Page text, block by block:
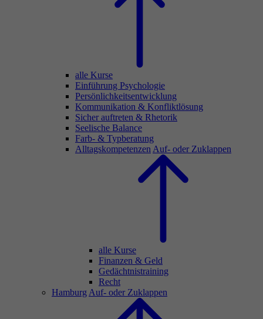
alle Kurse
Einführung Psychologie
Persönlichkeitsentwicklung
Kommunikation & Konfliktlösung
Sicher auftreten & Rhetorik
Seelische Balance
Farb- & Typberatung
Alltagskompetenzen Auf- oder Zuklappen
alle Kurse
Finanzen & Geld
Gedächtnistraining
Recht
Hamburg Auf- oder Zuklappen